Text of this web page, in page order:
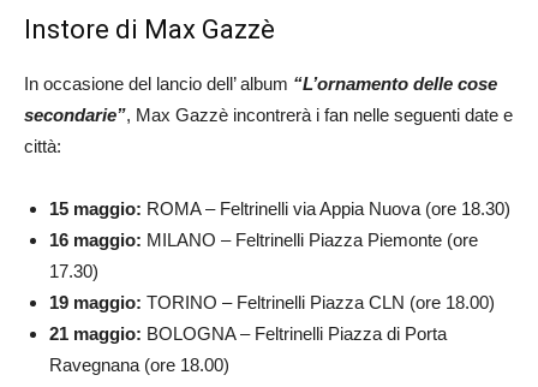
Instore di Max Gazzè
In occasione del lancio dell’ album “L’ornamento delle cose
secondarie”, Max Gazzè incontrerà i fan nelle seguenti date e
città:
15 maggio: ROMA – Feltrinelli via Appia Nuova (ore 18.30)
16 maggio: MILANO – Feltrinelli Piazza Piemonte (ore
17.30)
19 maggio: TORINO – Feltrinelli Piazza CLN (ore 18.00)
21 maggio: BOLOGNA – Feltrinelli Piazza di Porta
Ravegnana (ore 18.00)